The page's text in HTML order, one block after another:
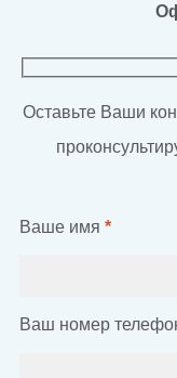
Оставьте Ваши
Ваше имя *
Ваш номер